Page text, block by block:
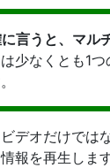
うと、マル
少なくとも1
デオだけでは
報を再生しま